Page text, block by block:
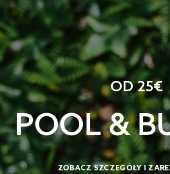
OD 25€
POOL &
ZOBACZ SZCZEGÓŁY I